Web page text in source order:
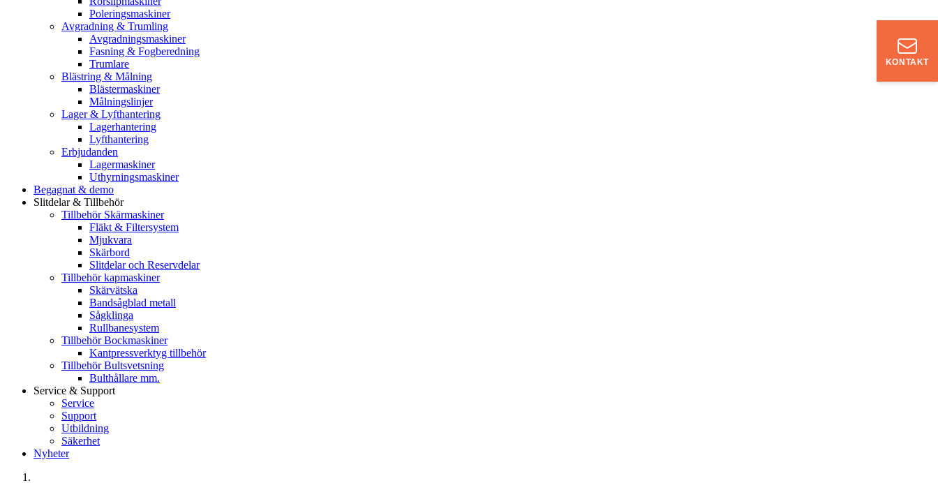
Poleringsmaskiner
Avgradning & Trumling
Avgradningsmaskiner
Fasning & Fogberedning
Trumlare
Blästring & Målning
Blästermaskiner
Målningslinjer
Lager & Lyfthantering
Lagerhantering
Lyfthantering
Erbjudanden
Lagermaskiner
Uthyrningsmaskiner
Begagnat & demo
Slitdelar & Tillbehör
Tillbehör Skärmaskiner
Fläkt & Filtersystem
Mjukvara
Skärbord
Slitdelar och Reservdelar
Tillbehör kapmaskiner
Skärvätska
Bandsågblad metall
Sågklinga
Rullbanesystem
Tillbehör Bockmaskiner
Kantpressverktyg tillbehör
Tillbehör Bultsvetsning
Bulthållare mm.
Service & Support
Service
Support
Utbildning
Säkerhet
Nyheter
KONTAKT